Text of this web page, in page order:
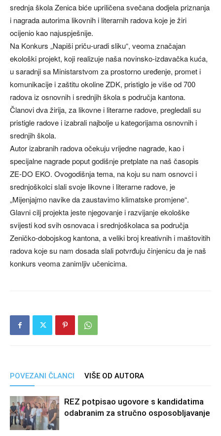
srednja škola Zenica biće upriličena svečana dodjela priznanja
i nagrada autorima likovnih i literarnih radova koje je žiri
ocijenio kao najuspješnije.
Na Konkurs „Napiši priču-uradi sliku“, veoma značajan
ekološki projekt, koji realizuje naša novinsko-izdavačka kuća,
u saradnji sa Ministarstvom za prostorno uređenje, promet i
komunikacije i zaštitu okoline ZDK, pristiglo je više od 700
radova iz osnovnih i srednjih škola s područja kantona.
Članovi dva žirija, za likovne i literarne radove, pregledali su
pristigle radove i izabrali najbolje u kategorijama osnovnih i
srednjih škola.
Autor izabranih radova očekuju vrijedne nagrade, kao i
specijalne nagrade poput godišnje pretplate na naš časopis
ZE-DO EKO. Ovogodišnja tema, na koju su nam osnovci i
srednjoškolci slali svoje likovne i literarne radove, je
„Mijenjajmo navike da zaustavimo klimatske promjene“.
Glavni cilj projekta jeste njegovanje i razvijanje ekološke
svijesti kod svih osnovaca i srednjoškolaca sa područja
Zeničko-dobojskog kantona, a veliki broj kreativnih i maštovitih
radova koje su nam dosada slali potvrđuju činjenicu da je naš
konkurs veoma zanimljiv učenicima.
POVEZANI ČLANCI VIŠE OD AUTORA
REZ potpisao ugovore s kandidatima
odabranim za stručno osposobljavanje